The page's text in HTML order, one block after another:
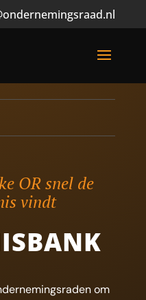
OR snel de
vindt
om